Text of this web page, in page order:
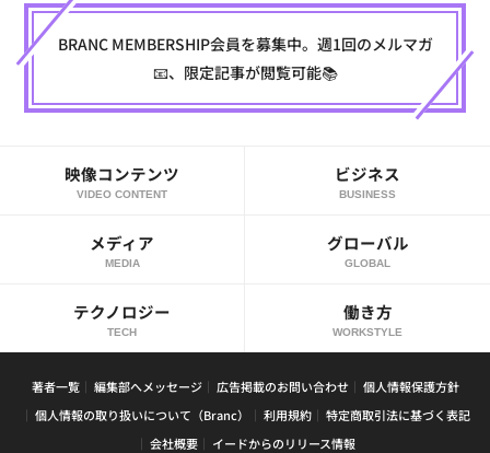
BRANC MEMBERSHIP会員を募集中。週1回のメルマガ
📧、限定記事が閲覧可能📚
映像コンテンツ
VIDEO CONTENT
ビジネス
BUSINESS
メディア
MEDIA
グローバル
GLOBAL
テクノロジー
TECH
働き方
WORKSTYLE
著者一覧 編集部へメッセージ 広告掲載のお問い合わせ
個人情報保護方針
個人情報の取り扱いについて（Branc）
利用規約
特定商取引法に基づく表記
会社概要
イードからのリリース情報